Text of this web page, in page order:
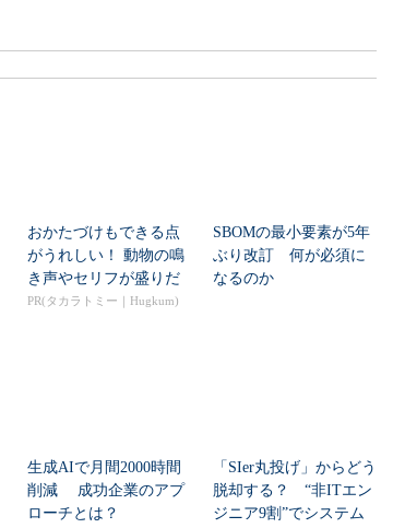
おかたづけもできる点
がうれしい！ 動物の鳴
き声やセリフが盛りだ
くさんの「アニア ...
PR(タカラトミー｜Hugkum)
SBOMの最小要素が5年
ぶり改訂 何が必須に
なるのか
生成AIで月間2000時間
削減 成功企業のアプ
ローチとは？
「SIer丸投げ」からどう
脱却する？ “非ITエン
ジニア9割”でシステム